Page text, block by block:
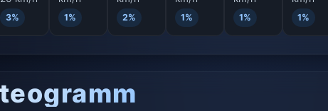
3% 1% 2% 1% 1% 1%